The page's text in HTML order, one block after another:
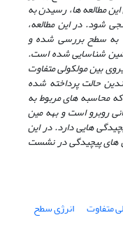
مطالعه­ ها، رسیدن به
شود. در این مطالعه،
به سطح بررسی شده و
شناسایی شده است.
بین مولکولی متفاوت
حالت پرداخته شده
محاسبه­ های مربوط به
روبرو است و به­ه مین
هایی دارد. در این
های پیچیدگی در نشست
متفاوت انرژی سطح